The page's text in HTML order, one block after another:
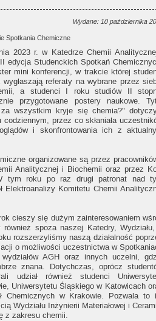
Wydane: 10 października
Spotkania Chemiczne
2023 r. w Katedrze Chemii
edycja Studenckich Spotkań
mini konferencji, w trakcie której
referaty na wybrane przez
a studenci I roku studiów II
przygotowane postery naukowe.
wszystkim kryje się chemia?"
przez co skłaniała
i skonfrontowania ich z
organizowane są przez
Analitycznej i Biochemii oraz przez
tym roku po raz drugi patronat nad
Elektroanalizy Komitetu Chemii
cieszy się dużym zainteresowaniem
również spoza naszej Katedry,
rozszerzyliśmy naszą działalność
o możliwości uczestnictwa w
AGH oraz innych uczelni,
znana. Dotychczas, oprócz
udział również studenci
Uniwersytetu Śląskiego w Katowicach
Chemicznych w Krakowie. Pozwala to
Wydziału Inżynierii Materiałowej i
z zakresu chemii.